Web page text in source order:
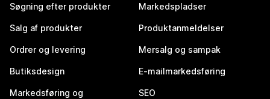
Søgning efter produkter
Salg af produkter
Ordrer og levering
Butiksdesign
Markedsføring og
Markedspladser
Produktanmeldelser
Mersalg og sampak
E-mailmarkedsføring
SEO